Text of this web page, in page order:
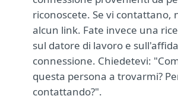
riconoscete. Se vi contattano,
alcun link. Fate invece una
sul datore di lavoro e
connessione. Chiedetevi:
questa persona a trovarmi?
contattando?".